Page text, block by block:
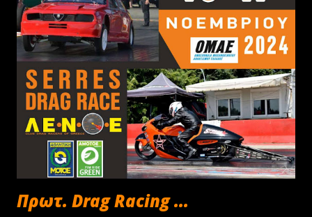
που τραβάει την προσοχή με τις καινοτόμες τεχνολογίες
φωτισμού του, συνεχίζοντας τη μακρά παράδοση της Opel
που εδώ και 125 χρόνια κάνει την τεχνολογία φωτισμού
προσιτή σε όλους. Η Opel ήδη προσφέρει την τεχνολογία
των προσαρμοζόμενων Intelli-Lux LED στο Astra, το
Corsa, το απερχόμενο Grandland και το Combo. Ωστόσο,
μαζί με το ολοκαίνουργιο Opel Grandland, προσφέρεται
για πρώτη φορά η τεχνολογία Intelli-Lux HD. Πλέον, οι
προβολείς διαθέτουν πάνω από 50.000 μεμονωμένα
στοιχεία (51.200 για την ακρίβεια, δηλαδή 25.600 ανά
πλευρά)...
Πρωτ. Drag Racing ...